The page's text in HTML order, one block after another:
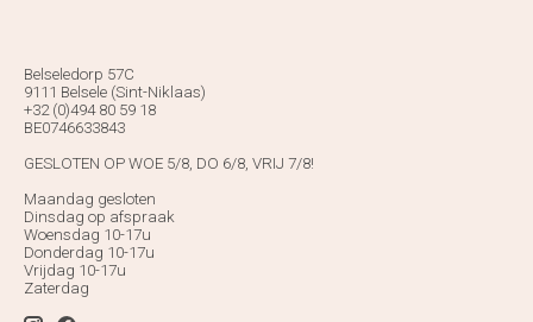
Belseledorp 57C
9111 Belsele (Sint-Niklaas)
+32 (0)494 80 59 18
BE0746633843
GESLOTEN OP WOE 5/8, DO 6/8, VRIJ 7/8!
Maandag gesloten
Dinsdag op afspraak
Woensdag 10-17u
Donderdag 10-17u
Vrijdag 10-17u
Zaterdag